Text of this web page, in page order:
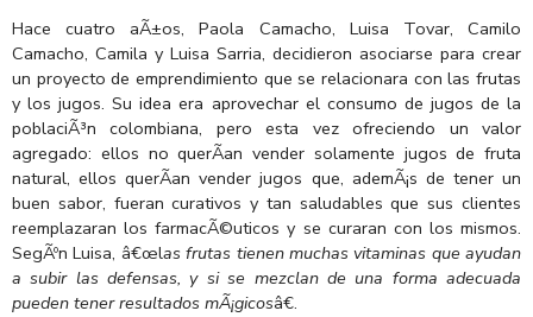
Hace cuatro aÃ±os, Paola Camacho, Luisa Tovar, Camilo
Camacho, Camila y Luisa Sarria, decidieron asociarse para crear
un proyecto de emprendimiento que se relacionara con las frutas
y los jugos. Su idea era aprovechar el consumo de jugos de la
poblaciÃ³n colombiana, pero esta vez ofreciendo un valor
agregado: ellos no querÃ­an vender solamente jugos de fruta
natural, ellos querÃ­an vender jugos que, ademÃ¡s de tener un
buen sabor, fueran curativos y tan saludables que sus clientes
reemplazaran los farmacÃ©uticos y se curaran con los mismos.
SegÃºn Luisa, â€œlas frutas tienen muchas vitaminas que ayudan
a subir las defensas, y si se mezclan de una forma adecuada
pueden tener resultados mÃ¡gicosâ€.